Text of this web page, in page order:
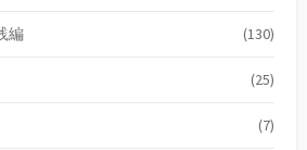
編 (130)
(25)
(7)